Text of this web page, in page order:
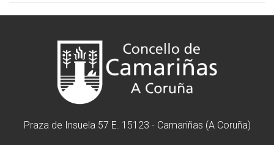
Praza de Insuela 57 E. 15123 - Camariñas (A Coruña)